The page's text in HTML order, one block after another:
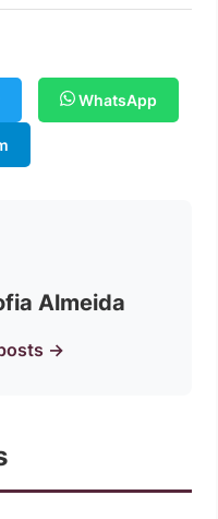
WhatsApp
Almeida
→